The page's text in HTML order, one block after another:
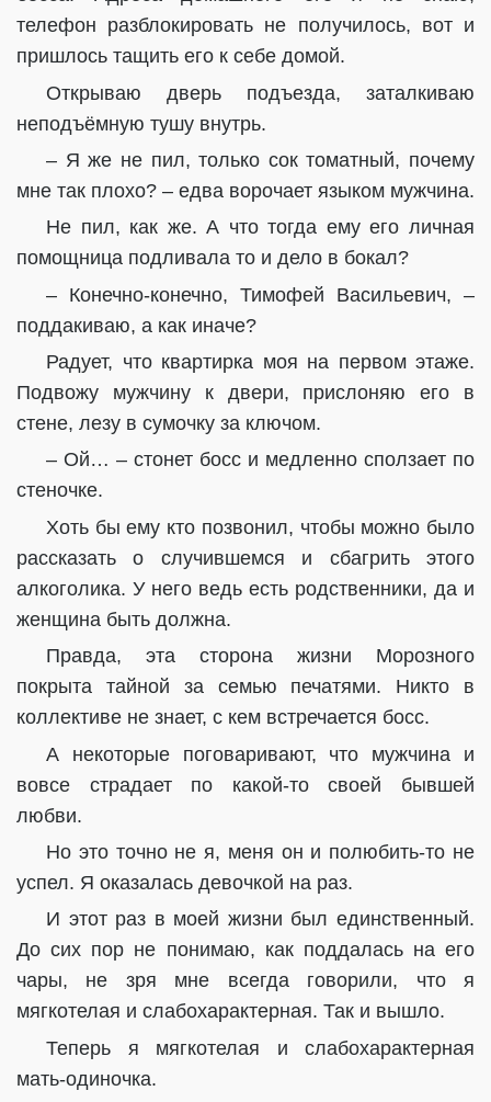
телефон разблокировать не получилось, вот и
пришлось тащить его к себе домой.
Открываю дверь подъезда, заталкиваю
неподъёмную тушу внутрь.
– Я же не пил, только сок томатный, почему
мне так плохо? – едва ворочает языком мужчина.
Не пил, как же. А что тогда ему его личная
помощница подливала то и дело в бокал?
– Конечно-конечно, Тимофей Васильевич, –
поддакиваю, а как иначе?
Радует, что квартирка моя на первом этаже.
Подвожу мужчину к двери, прислоняю его в
стене, лезу в сумочку за ключом.
– Ой… – стонет босс и медленно сползает по
стеночке.
Хоть бы ему кто позвонил, чтобы можно было
рассказать о случившемся и сбагрить этого
алкоголика. У него ведь есть родственники, да и
женщина быть должна.
Правда, эта сторона жизни Морозного
покрыта тайной за семью печатями. Никто в
коллективе не знает, с кем встречается босс.
А некоторые поговаривают, что мужчина и
вовсе страдает по какой-то своей бывшей
любви.
Но это точно не я, меня он и полюбить-то не
успел. Я оказалась девочкой на раз.
И этот раз в моей жизни был единственный.
До сих пор не понимаю, как поддалась на его
чары, не зря мне всегда говорили, что я
мягкотелая и слабохарактерная. Так и вышло.
Теперь я мягкотелая и слабохарактерная
мать-одиночка.